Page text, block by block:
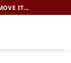
IT...